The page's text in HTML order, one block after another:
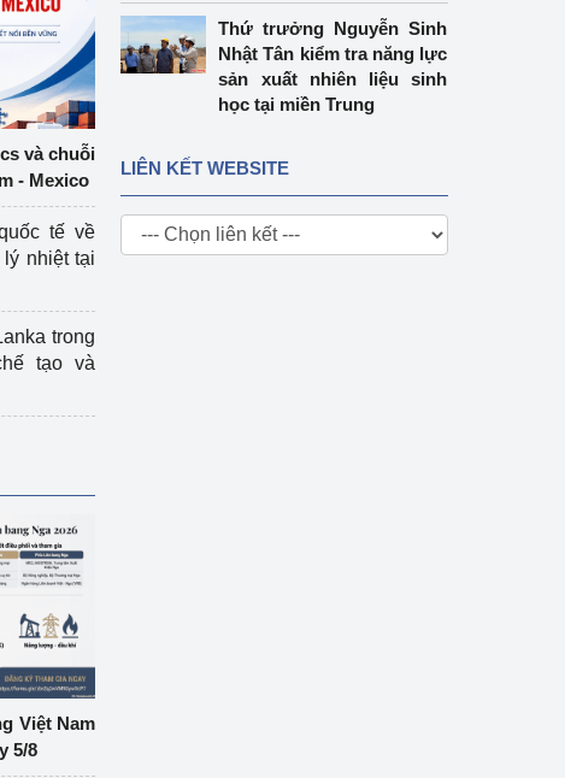
và chuỗi
- Mexico
tế về
nhiệt tại
trong
tạo và
Việt Nam
5/8
Thứ trưởng Nguyễn Sinh
Nhật Tân kiểm tra năng lực
sản xuất nhiên liệu sinh
học tại miền Trung
LIÊN KẾT WEBSITE